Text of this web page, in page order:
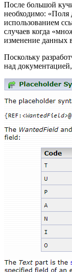
После большой
необходимо: «Поля
использованием
случаев когда
изменение данных
Поскольку
над